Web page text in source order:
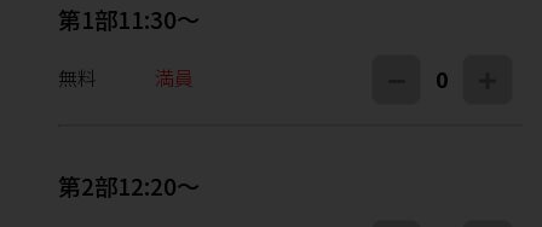
第1部11:30～
無料 満員 0
第2部12:20～